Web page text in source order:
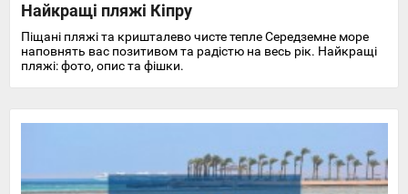
Найкращі пляжі Кіпру
Піщані пляжі та кришталево чисте тепле Середземне море
наповнять вас позитивом та радістю на весь рік. Найкращі
пляжі: фото, опис та фішки.